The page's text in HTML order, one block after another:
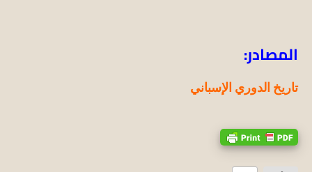
المصادر:
تاريخ الدوري الإسباني